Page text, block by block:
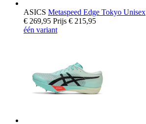
ASICS Metaspeed Edge Tokyo Unisex
€ 269,95 Prijs € 215,95
één variant